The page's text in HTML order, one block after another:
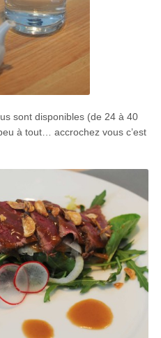
sont disponibles (de 24 à 40
à tout… accrochez vous c’est